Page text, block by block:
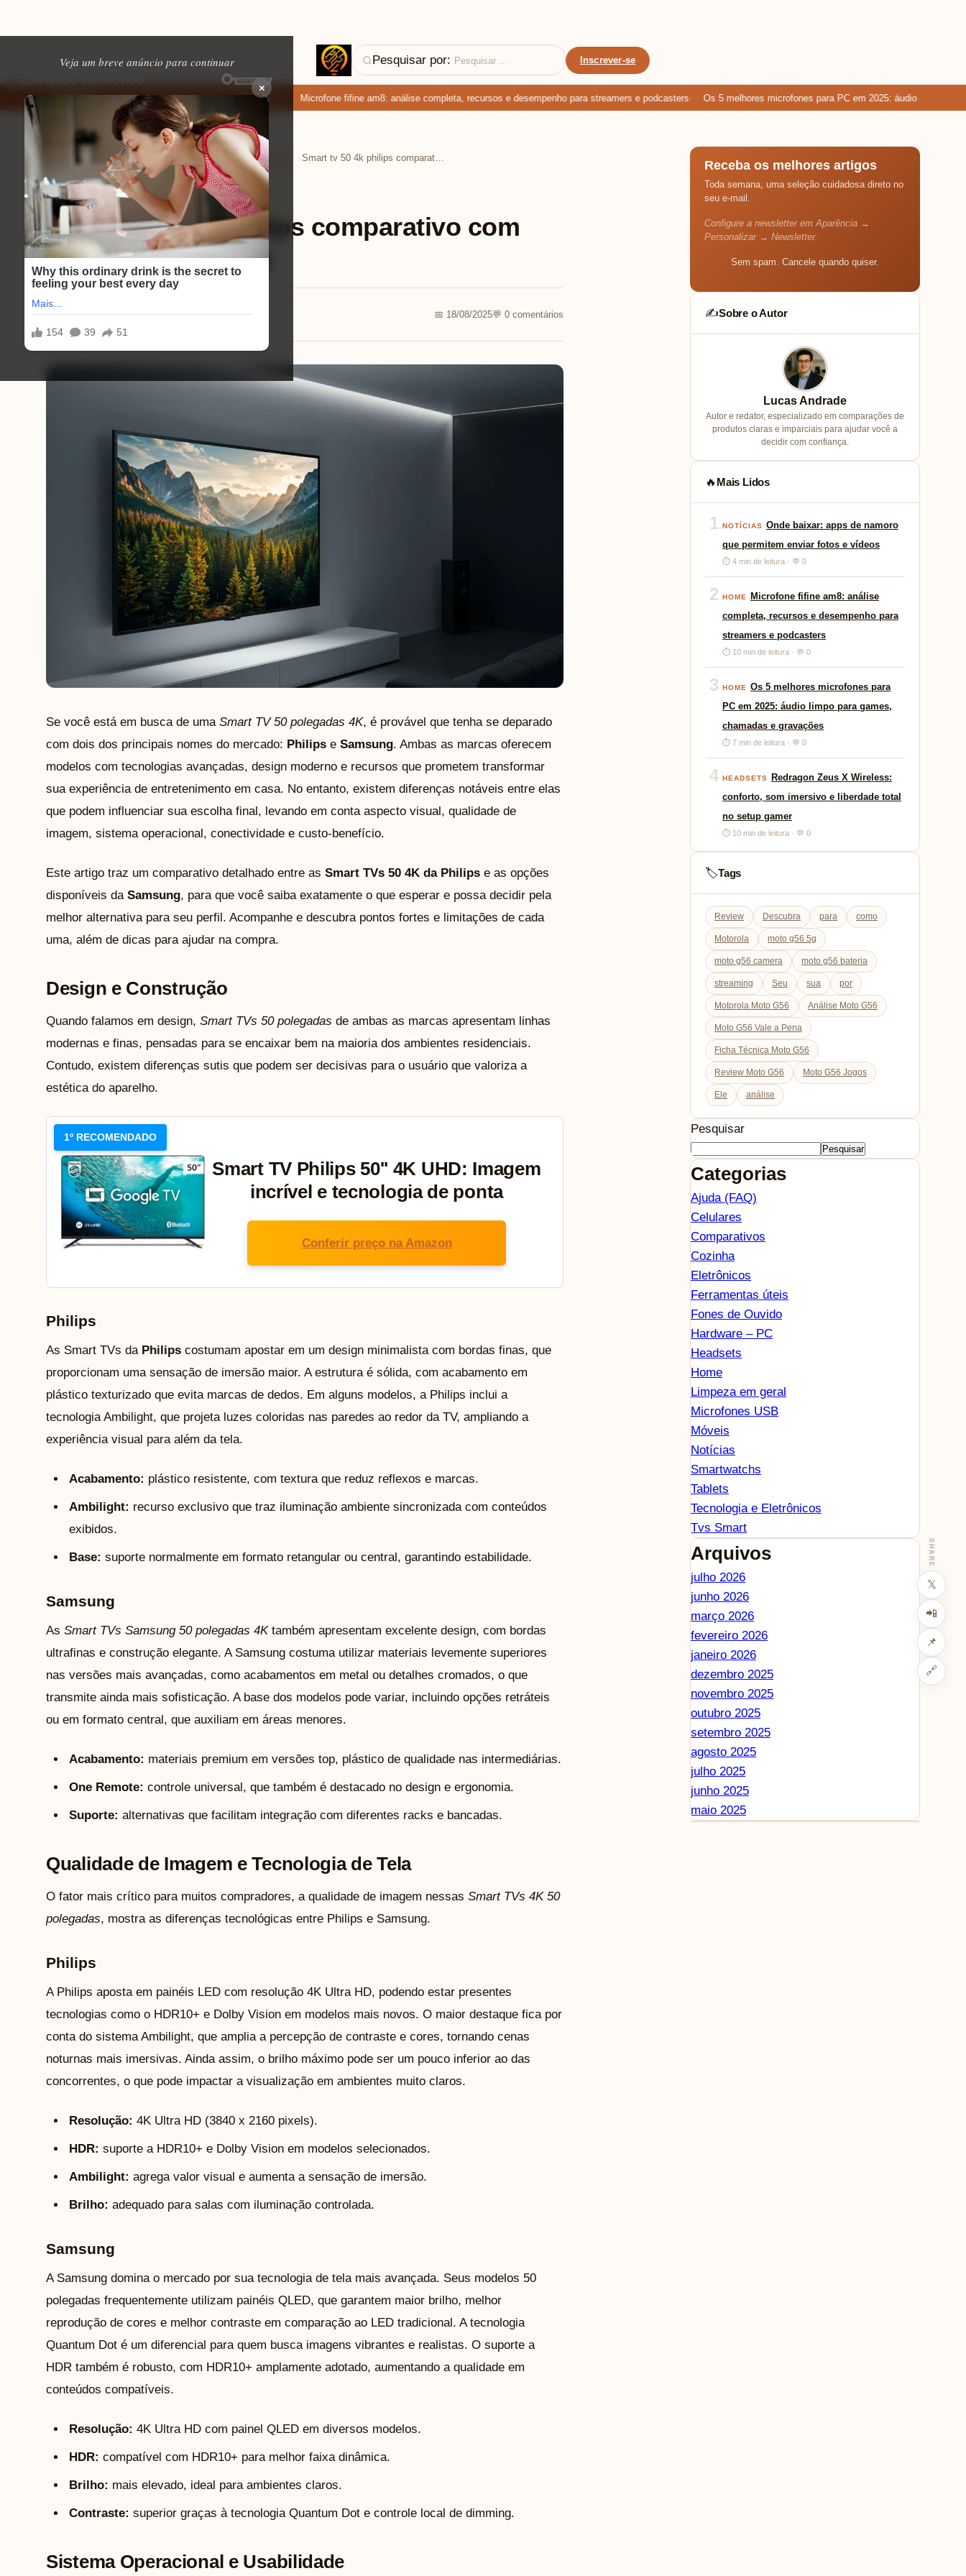
Veja um breve anúncio para continuar
×
SHARE
𝕏
📲
📌
🔗
Pesquisar por: Inscrever-se
EM ALTA
baixar: apps de namoro que permitem enviar fotos e vídeos Microfone fifine am8: análise completa, recursos e desempenho para streamers e podcasters Os 5 melhores microfones para PC em 2025: áudio limpo para
Tecnologia e Eletrônicos Tvs Smart ›
Tvs Smart ⏱ 12 min de leitura
Smart tv 50 4k philips comparativo com
modelos Samsung
📅 18/08/2025💬 0 comentários
Se você está em busca de uma Smart TV 50 polegadas 4K, é provável que tenha se deparado
com dois dos principais nomes do mercado: Philips e Samsung. Ambas as marcas oferecem
modelos com tecnologias avançadas, design moderno e recursos que prometem transformar
sua experiência de entretenimento em casa. No entanto, existem diferenças notáveis entre elas
que podem influenciar sua escolha final, levando em conta aspecto visual, qualidade de
imagem, sistema operacional, conectividade e custo-benefício.
Este artigo traz um comparativo detalhado entre as Smart TVs 50 4K da Philips e as opções
disponíveis da Samsung, para que você saiba exatamente o que esperar e possa decidir pela
melhor alternativa para seu perfil. Acompanhe e descubra pontos fortes e limitações de cada
uma, além de dicas para ajudar na compra.
Design e Construção
Quando falamos em design, Smart TVs 50 polegadas de ambas as marcas apresentam linhas
modernas e finas, pensadas para se encaixar bem na maioria dos ambientes residenciais.
Contudo, existem diferenças sutis que podem ser decisivas para o usuário que valoriza a
estética do aparelho.
1º RECOMENDADO
Smart TV Philips 50'' 4K UHD: Imagem
incrível e tecnologia de ponta
Conferir preço na Amazon
Philips
As Smart TVs da Philips costumam apostar em um design minimalista com bordas finas, que
proporcionam uma sensação de imersão maior. A estrutura é sólida, com acabamento em
plástico texturizado que evita marcas de dedos. Em alguns modelos, a Philips inclui a
tecnologia Ambilight, que projeta luzes coloridas nas paredes ao redor da TV, ampliando a
experiência visual para além da tela.
Acabamento: plástico resistente, com textura que reduz reflexos e marcas.
Ambilight: recurso exclusivo que traz iluminação ambiente sincronizada com conteúdos
exibidos.
Base: suporte normalmente em formato retangular ou central, garantindo estabilidade.
Samsung
As Smart TVs Samsung 50 polegadas 4Ktambém apresentam excelente design, com bordas
ultrafinas e construção elegante. A Samsung costuma utilizar materiais levemente superiores
nas versões mais avançadas, como acabamentos em metal ou detalhes cromados, o que
transmite ainda mais sofisticação. A base dos modelos pode variar, incluindo opções retráteis
ou em formato central, que auxiliam em áreas menores.
Acabamento: materiais premium em versões top, plástico de qualidade nas intermediárias.
One Remote: controle universal, que também é destacado no design e ergonomia.
Suporte: alternativas que facilitam integração com diferentes racks e bancadas.
Qualidade de Imagem e Tecnologia de Tela
O fator mais crítico para muitos compradores, a qualidade de imagem nessas Smart TVs 4K 50
polegadas, mostra as diferenças tecnológicas entre Philips e Samsung.
Philips
A Philips aposta em painéis LED com resolução 4K Ultra HD, podendo estar presentes
tecnologias como o HDR10+ e Dolby Vision em modelos mais novos. O maior destaque fica por
conta do sistema Ambilight, que amplia a percepção de contraste e cores, tornando cenas
noturnas mais imersivas. Ainda assim, o brilho máximo pode ser um pouco inferior ao das
concorrentes, o que pode impactar a visualização em ambientes muito claros.
Resolução: 4K Ultra HD (3840 x 2160 pixels).
HDR: suporte a HDR10+ e Dolby Vision em modelos selecionados.
Ambilight: agrega valor visual e aumenta a sensação de imersão.
Brilho: adequado para salas com iluminação controlada.
Samsung
A Samsung domina o mercado por sua tecnologia de tela mais avançada. Seus modelos 50
polegadas frequentemente utilizam painéis QLED, que garantem maior brilho, melhor
reprodução de cores e melhor contraste em comparação ao LED tradicional. A tecnologia
Quantum Dot é um diferencial para quem busca imagens vibrantes e realistas. O suporte a
HDR também é robusto, com HDR10+ amplamente adotado, aumentando a qualidade em
conteúdos compatíveis.
Resolução: 4K Ultra HD com painel QLED em diversos modelos.
HDR: compatível com HDR10+ para melhor faixa dinâmica.
Brilho: mais elevado, ideal para ambientes claros.
Contraste: superior graças à tecnologia Quantum Dot e controle local de dimming.
Sistema Operacional e Usabilidade
Receba os melhores artigos
Toda semana, uma seleção cuidadosa direto no
seu e-mail.
Configure a newsletter em Aparência →
Personalizar → Newsletter.
Sem spam. Cancele quando quiser.
✍️Sobre o Autor
Lucas Andrade
Autor e redator, especializado em comparações de
produtos claras e imparciais para ajudar você a
decidir com confiança.
🔥 Mais Lidos
1 NOTÍCIAS Onde baixar: apps de namoro
que permitem enviar fotos e vídeos
⏱ 4 min de leitura · 💬 0
2 HOME
Microfone fifine am8: análise
completa, recursos e desempenho para
streamers e podcasters
⏱ 10 min de leitura · 💬 0
3 HOME
Os 5 melhores microfones para
PC em 2025: áudio limpo para games,
chamadas e gravações
⏱ 7 min de leitura · 💬 0
4 HEADSETS
Redragon Zeus X Wireless:
conforto, som imersivo e liberdade total
no setup gamer
⏱ 10 min de leitura · 💬 0
🏷️Tags
Review Descubra para como
Motorola moto g56 5g
moto g56 camera moto g56 bateria
streaming Seu sua por
Motorola Moto G56 Análise Moto G56
Moto G56 Vale a Pena
Ficha Técnica Moto G56
Review Moto G56 Moto G56 Jogos
Ele análise
Pesquisar
Pesquisar
Categorias
Ajuda (FAQ)
Celulares
Comparativos
Cozinha
Eletrônicos
Ferramentas úteis
Fones de Ouvido
Hardware – PC
Headsets
Home
Limpeza em geral
Microfones USB
Móveis
Notícias
Smartwatchs
Tablets
Tecnologia e Eletrônicos
Tvs Smart
Arquivos
julho 2026
junho 2026
março 2026
fevereiro 2026
janeiro 2026
dezembro 2025
novembro 2025
outubro 2025
setembro 2025
agosto 2025
julho 2025
junho 2025
maio 2025